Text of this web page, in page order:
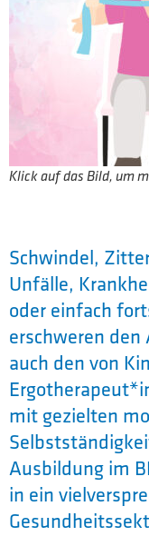
Klick auf das Bild, um
Schwindel,
Unfälle,
oder einfach
erschweren
auch den von
mit gezielten
Ausbildung im
in ein